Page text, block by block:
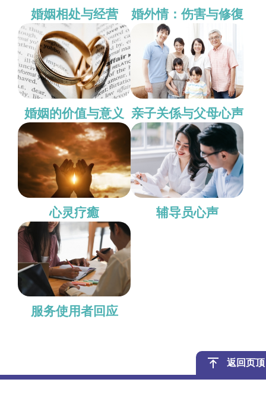
婚姻相处与经营 婚外情：伤害与修復
婚姻的价值与意义 亲子关係与父母心声
心灵疗癒 辅导员心声
服务使用者回应
返回页顶